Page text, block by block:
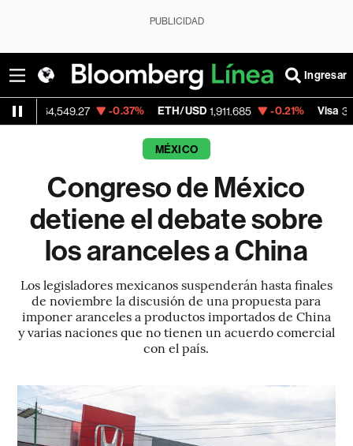
PUBLICIDAD
Ingresar
-0.37% ETH/USD 1,911.685 -0.21% Visa 367.79 -
MÉXICO
Congreso de México
detiene el debate sobre
los aranceles a China
Los legisladores mexicanos suspenderán hasta finales
de noviembre la discusión de una propuesta para
imponer aranceles a productos importados de China
y varias naciones que no tienen un acuerdo comercial
con el país.